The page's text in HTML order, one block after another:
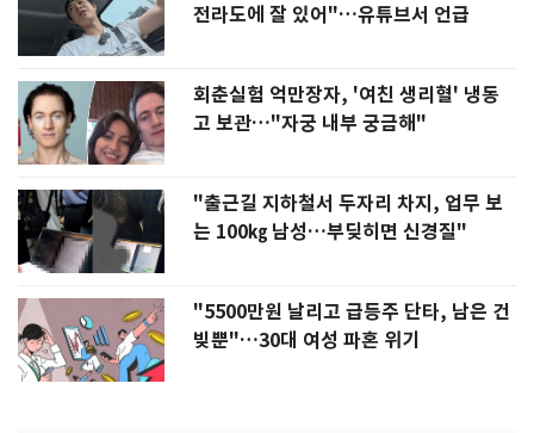
전라도에 잘 있어"…유튜브서 언급
회춘실험 억만장자, '여친 생리혈' 냉동
고 보관…"자궁 내부 궁금해"
"출근길 지하철서 두자리 차지, 업무 보
는 100㎏ 남성…부딪히면 신경질"
"5500만원 날리고 급등주 단타, 남은 건
빚뿐"…30대 여성 파혼 위기